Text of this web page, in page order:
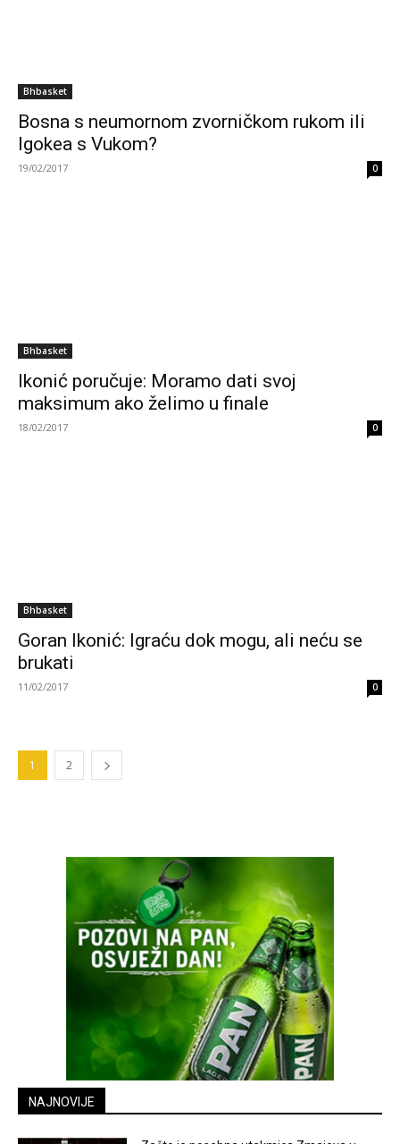
Bhbasket
Bosna s neumornom zvorničkom rukom ili
Igokea s Vukom?
19/02/2017 0
Bhbasket
Ikonić poručuje: Moramo dati svoj
maksimum ako želimo u finale
18/02/2017 0
Bhbasket
Goran Ikonić: Igraću dok mogu, ali neću se
brukati
11/02/2017 0
1 2
NAJNOVIJE